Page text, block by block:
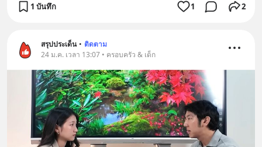
1 บันทึก 1 2
สรุปประเด็น • ติดตาม
24 ม.ค. เวลา 13:07 • ครอบครัว & เด็ก